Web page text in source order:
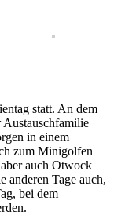
statt. An dem
Austauschfamilie
in einem
zum Minigolfen
auch Otwock
anderen Tage auch,
bei dem